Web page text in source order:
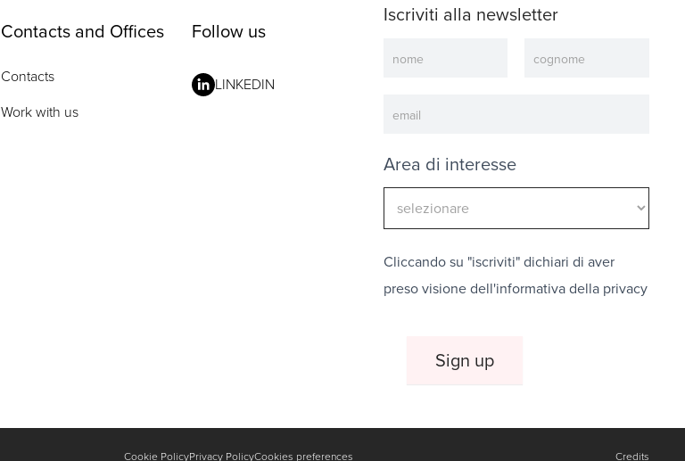
Contacts and Offices
Contacts
Work with us
Follow us
LINKEDIN
Iscriviti alla newsletter
Area di interesse
Cliccando su "iscriviti" dichiari di aver
preso visione dell'informativa della privacy
Cookie PolicyPrivacy PolicyCookies preferences Credits